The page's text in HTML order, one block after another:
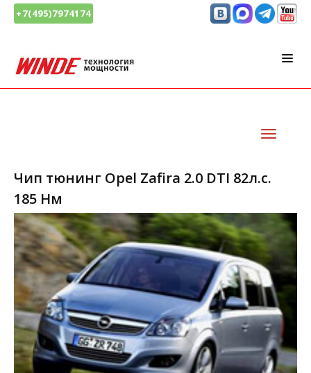
+7(495)7974174
Чип тюнинг Opel Zafira 2.0 DTI 82л.с.
185 Нм